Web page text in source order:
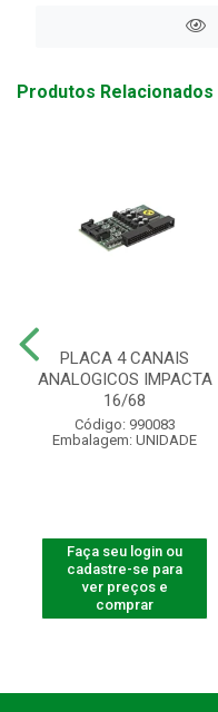
Produtos Relacionados
PLACA 4 CANAIS
ANALOGICOS IMPACTA
16/68
Código: 990083
Embalagem: UNIDADE
Faça seu login ou
cadastre-se para
ver preços e
comprar